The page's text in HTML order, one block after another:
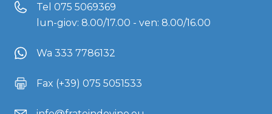
Tel 075 5069369
lun-giov: 8.00/17.00 - ven: 8.00/16.00
Wa 333 7786132
Fax (+39) 075 5051533